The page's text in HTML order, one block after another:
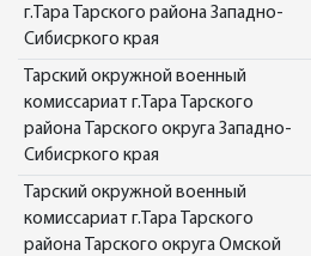
г.Тара Тарского района Западно-
Сибисркого края
Тарский окружной военный
комиссариат г.Тара Тарского
района Тарского округа Западно-
Сибисркого края
Тарский окружной военный
комиссариат г.Тара Тарского
района Тарского округа Омской